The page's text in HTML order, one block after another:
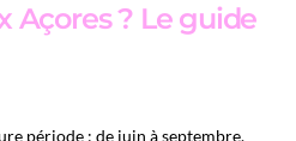
Açores ? Le guide
période : de juin à septembre,